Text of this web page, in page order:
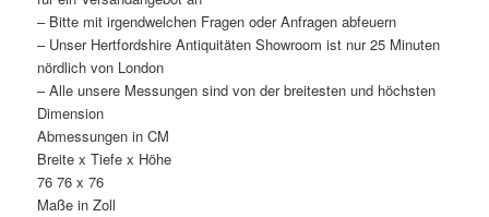
– Bitte mit irgendwelchen Fragen oder Anfragen abfeuern
– Unser Hertfordshire Antiquitäten Showroom ist nur 25 Minuten
nördlich von London
– Alle unsere Messungen sind von der breitesten und höchsten
Dimension
Abmessungen in CM
Breite x Tiefe x Höhe
76 76 x 76
Maße in Zoll